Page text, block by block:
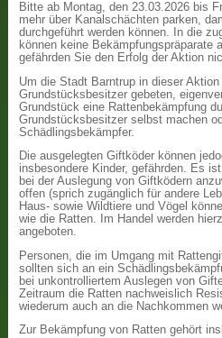
Bitte ab Montag, den 23.03.2026 bis
mehr über Kanalschächten parken,
durchgeführt werden können. In die
können keine Bekämpfungspräparate
gefährden Sie den Erfolg der Aktion
Um die Stadt Barntrup in dieser
Grundstücksbesitzer gebeten,
Grundstück eine Rattenbekämpfung
Grundstücksbesitzer selbst machen
Schädlingsbekämpfer.
Die ausgelegten Giftköder können
insbesondere Kinder, gefährden. Es
bei der Auslegung von Giftködern
offen (sprich zugänglich für andere
Haus- sowie Wildtiere und Vögel
wie die Ratten. Im Handel werden
angeboten.
Personen, die im Umgang mit
sollten sich an ein
bei unkontrolliertem Auslegen von
Zeitraum die Ratten nachweislich
wiederum auch an die Nachkommen
Zur Bekämpfung von Ratten gehört